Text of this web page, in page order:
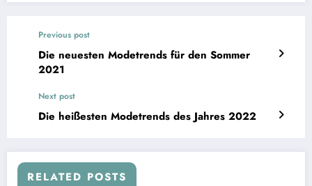
Previous post
Die neuesten Modetrends für den Sommer
2021
Next post
Die heißesten Modetrends des Jahres 2022
RELATED POSTS